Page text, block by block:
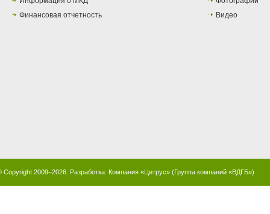
Финансовая отчетность
Видео
Copyright 2009–2026. Разработка: Компания «Цитрус» (Группа компаний «ВДГБ»)